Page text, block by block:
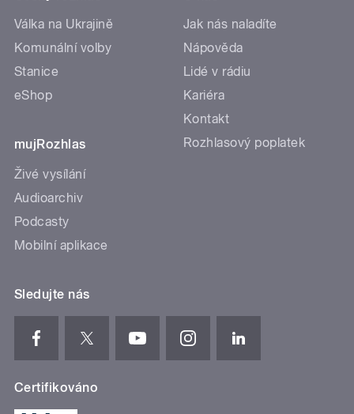
Válka na Ukrajině
Komunální volby
Stanice
eShop
mujRozhlas
Živé vysílání
Audioarchiv
Podcasty
Mobilní aplikace
Jak nás naladíte
Nápověda
Lidé v rádiu
Kariéra
Kontakt
Rozhlasový poplatek
Sledujte nás
Certifikováno